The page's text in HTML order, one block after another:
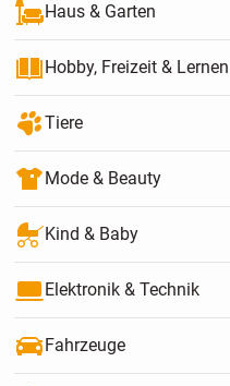
Haus & Garten
Hobby, Freizeit & Lernen
Tiere
Mode & Beauty
Kind & Baby
Elektronik & Technik
Fahrzeuge